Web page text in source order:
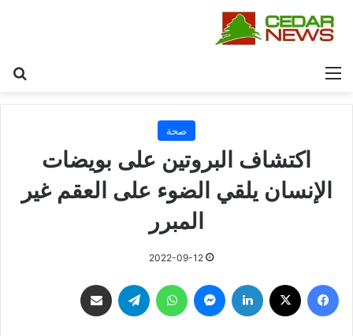
القائمة
صحة
اكتشاف البروتين على بويضات
الإنسان يلقي الضوء على العقم غير
المبرر
2022-09-12
فيسبوك لينكدإن ماسنجر واتساب تيلقرام